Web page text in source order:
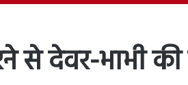
देवर-भाभी की